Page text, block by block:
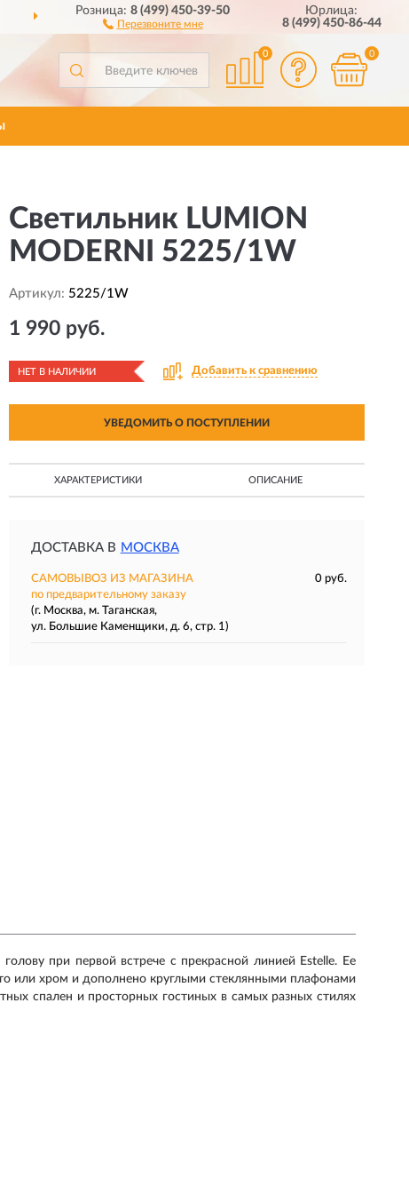
ДОСТАВИМПО ВСЕЙ РОССИИ
Розница:8 (499) 450-39-50
Перезвоните мне
Юрлица:
8 (499) 450-86-44
0 0
Светильник LUMION
MODERNI 5225/1W
Артикул: 5225/1W
1 990 руб.
НЕТ В НАЛИЧИИ Добавить к сравнению
УВЕДОМИТЬ О ПОСТУПЛЕНИИ
ХАРАКТЕРИСТИКИ ОПИСАНИЕ
ДОСТАВКА В МОСКВА
САМОВЫВОЗ ИЗ МАГАЗИНА
0 руб.
по предварительному заказу
(г. Москва, м. Таганская,
ул. Большие Каменщики, д. 6, стр. 1)
при первой встрече с прекрасной линией Estelle. Ее
или хром и дополнено круглыми стеклянными плафонами
спален и просторных гостиных в самых разных стилях